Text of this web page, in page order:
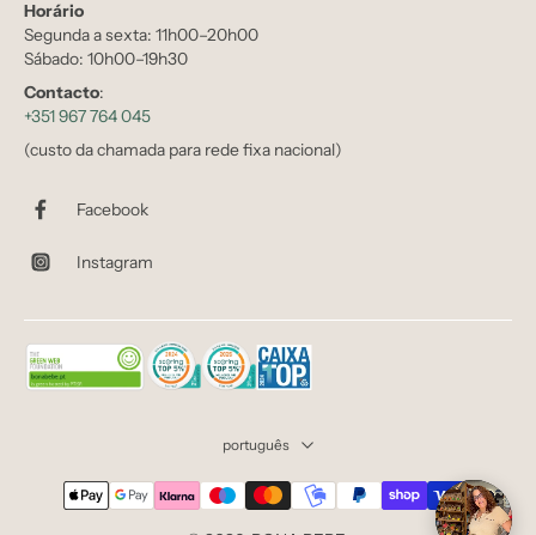
Horário
Segunda a sexta: 11h00–20h00
Sábado: 10h00–19h30
Contacto:
+351 967 764 045
(custo da chamada para rede fixa nacional)
Facebook
Instagram
português